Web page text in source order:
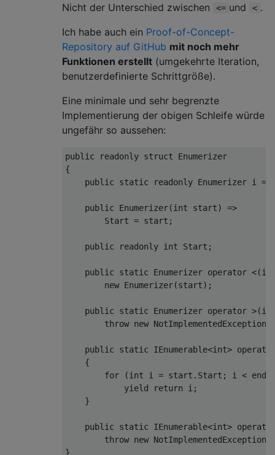
Nicht der Unterschied zwischen <= und < .
Ich habe auch ein Proof-of-Concept-
Repository auf GitHub mit noch mehr
Funktionen erstellt (umgekehrte Iteration,
benutzerdefinierte Schrittgröße).
Eine minimale und sehr begrenzte
Implementierung der obigen Schleife würde
ungefähr so ​​aussehen:
public readonly struct Enumerizer
{
public
static readonly Enumerizer i =
public Enumerizer(int start)
=>
        Start = start;
public readonly int Start;
public static Enumerizer operator <(
new Enumerizer(start);
public static Enumerizer operator >(
throw new
public static IEnumerable<int>
    {
for (int i = start.Start; i < end;
yield
return i;
    }
public static IEnumerable<int>
throw new